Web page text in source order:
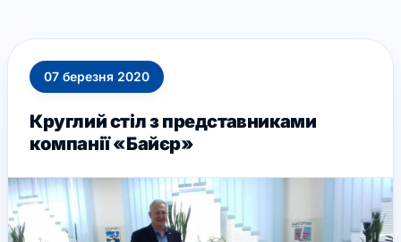
07 березня 2020
Круглий стіл з представниками
компанії «Байєр»